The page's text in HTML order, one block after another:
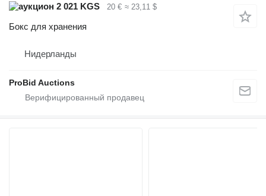
2 021 KGS 20 € ≈ 23,11 $
Бокс для хранения
Нидерланды
ProBid Auctions